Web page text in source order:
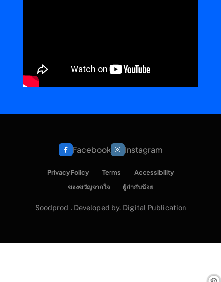
Facebook Instagram
Privacy Policy Terms
Accessibility
ของขวัญจากใจ
ผู้กำกับน้อย
Soodprod . Developed by. Digital Publication